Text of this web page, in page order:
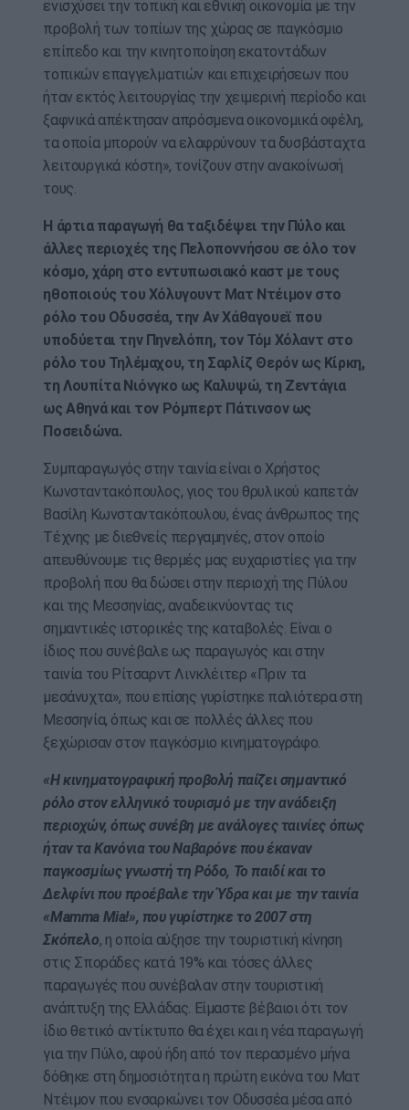
ενισχύσει την τοπική και εθνική οικονομία με την
προβολή των τοπίων της χώρας σε παγκόσμιο
επίπεδο και την κινητοποίηση εκατοντάδων
τοπικών επαγγελματιών και επιχειρήσεων που
ήταν εκτός λειτουργίας την χειμερινή περίοδο και
ξαφνικά απέκτησαν απρόσμενα οικονομικά οφέλη,
τα οποία μπορούν να ελαφρύνουν τα δυσβάσταχτα
λειτουργικά κόστη», τονίζουν στην ανακοίνωσή
τους.
Η άρτια παραγωγή θα ταξιδέψει την Πύλο και
άλλες περιοχές της Πελοποννήσου σε όλο τον
κόσμο, χάρη στο εντυπωσιακό καστ με τους
ηθοποιούς του Χόλυγουντ Ματ Ντέιμον στο
ρόλο του Οδυσσέα, την Αν Χάθαγουεϊ που
υποδύεται την Πηνελόπη, τον Τόμ Χόλαντ στο
ρόλο του Τηλέμαχου, τη Σαρλίζ Θερόν ως Κίρκη,
τη Λουπίτα Νιόνγκο ως Καλυψώ, τη Ζεντάγια
ως Αθηνά και τον Ρόμπερτ Πάτινσον ως
Ποσειδώνα.
Συμπαραγωγός στην ταινία είναι ο Χρήστος
Κωνσταντακόπουλος, γιος του θρυλικού καπετάν
Βασίλη Κωνσταντακόπουλου, ένας άνθρωπος της
Τέχνης με διεθνείς περγαμηνές, στον οποίο
απευθύνουμε τις θερμές μας ευχαριστίες για την
προβολή που θα δώσει στην περιοχή της Πύλου
και της Μεσσηνίας, αναδεικνύοντας τις
σημαντικές ιστορικές της καταβολές. Είναι ο
ίδιος που συνέβαλε ως παραγωγός και στην
ταινία του Ρίτσαρντ Λινκλέιτερ «Πριν τα
μεσάνυχτα», που επίσης γυρίστηκε παλιότερα στη
Μεσσηνία, όπως και σε πολλές άλλες που
ξεχώρισαν στον παγκόσμιο κινηματογράφο.
«Η κινηματογραφική προβολή παίζει σημαντικό
ρόλο στον ελληνικό τουρισμό με την ανάδειξη
περιοχών, όπως συνέβη με ανάλογες ταινίες όπως
ήταν τα Κανόνια του Ναβαρόνε που έκαναν
παγκοσμίως γνωστή τη Ρόδο, Το παιδί και το
Δελφίνι που προέβαλε την Ύδρα και με την ταινία
«Mamma Mia!», που γυρίστηκε το 2007 στη
Σκόπελο, η οποία αύξησε την τουριστική κίνηση
στις Σποράδες κατά 19% και τόσες άλλες
παραγωγές που συνέβαλαν στην τουριστική
ανάπτυξη της Ελλάδας. Είμαστε βέβαιοι ότι τον
ίδιο θετικό αντίκτυπο θα έχει και η νέα παραγωγή
για την Πύλο, αφού ήδη από τον περασμένο μήνα
δόθηκε στη δημοσιότητα η πρώτη εικόνα του Ματ
Ντέιμον που ενσαρκώνει τον Οδυσσέα μέσα από